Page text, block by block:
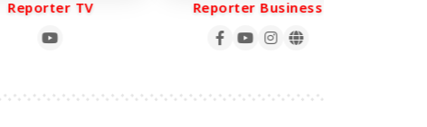
Reporter TV Reporter Business